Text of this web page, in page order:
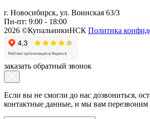
г. Новосибирск, ул. Воинская 63/3
Пн-пт: 9:00 - 18:00
2026 ©КупальникиНСК Политика
заказать обратный звонок
Если вы не смогли до нас дозвониться,
контактные данные, и мы вам перезвоним